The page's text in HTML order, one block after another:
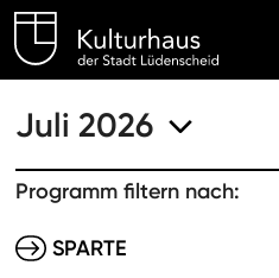
Juli 2026
Programm filtern nach:
SPARTE